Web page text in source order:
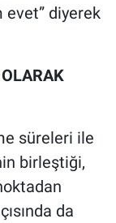
evet” diyerek
süreleri ile
birleştiği,
da